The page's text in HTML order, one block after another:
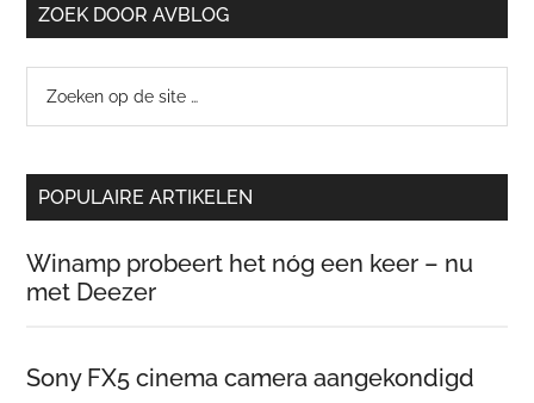
ZOEK DOOR AVBLOG
site
POPULAIRE ARTIKELEN
Winamp probeert het nóg een keer – nu
met Deezer
Sony FX5 cinema camera aangekondigd